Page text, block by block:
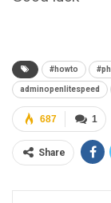
#howto
adminopenlitespeed
1
687
Share